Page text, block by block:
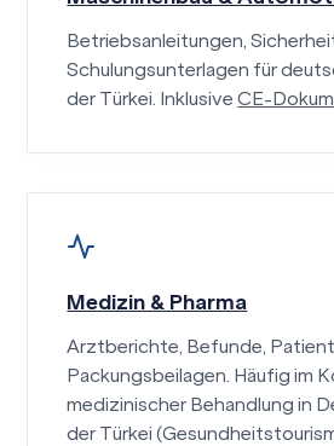
Betriebsanleitungen,
Schulungsunterlagen für
der Türkei. InklusiveCE-
Medizin & Pharma
Arztberichte, Befunde,
Packungsbeilagen. Häufig im
medizinischer Behandlung in
der Türkei